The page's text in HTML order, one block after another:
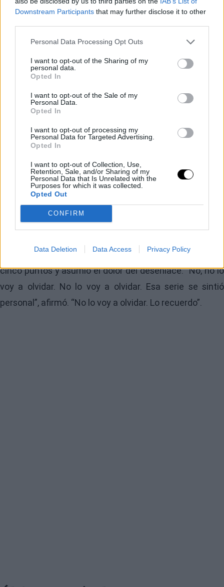
Downstream Participants that may further disclose it to other
Personal Data Processing Opt Outs
I want to opt-out of the Sharing of my
personal data.
Opted In
I want to opt-out of the Sale of my
Personal Data.
Opted In
I want to opt-out of processing my
Personal Data for Targeted Advertising.
Opted In
I want to opt-out of Collection, Use,
Retention, Sale, and/or Sharing of my
Personal Data that Is Unrelated with the
Purposes for which it was collected.
Opted Out
CONFIRM
Data Deletion Data Access Privacy Policy
“Todas esas cosas son positivas que nos llevamos al
verano para volver el año que viene y seguir creciendo”,
Bickerstaff, positivo
pese a la eliminación
En el otro lado, el entrenador J. B. Bickerstaff quiso
proteger el trabajo de su grupo pese a la dura
eliminación: “No es en absoluto una decepción. Y nunca
estaré decepcionado con estos chicos. Cada día nos
dieron lo que tenían. No es una decepción, es una
derrota, una derrota dura, pero ese adjetivo nunca se
usará con este grupo”.
jugadores, como Ausar Thompson, que terminó con
cinco puntos y asumió el dolor del desenlace. “No, no lo
voy a olvidar. No lo voy a olvidar. Esa serie se sintió
personal”, afirmó. “No lo voy a olvidar. Lo recuerdo”.